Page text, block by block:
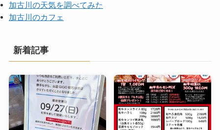
加古川の天気を調べてみた
加古川のカフェ
新着記事